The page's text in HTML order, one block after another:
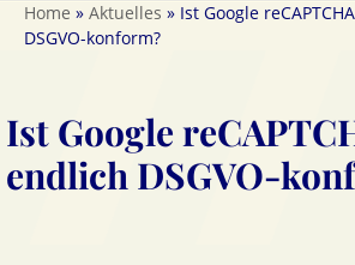
menu
menu
Home » Aktuelles » Ist Google
DSGVO-konform?
Ist Google
endlich DSGVO-